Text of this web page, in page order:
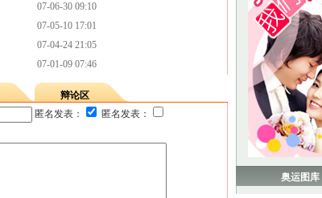
07-06-30 09:10
07-05-10 17:01
07-04-24 21:05
07-01-09 07:46
辩论区
匿名发表：
匿名发表：
奥运图库